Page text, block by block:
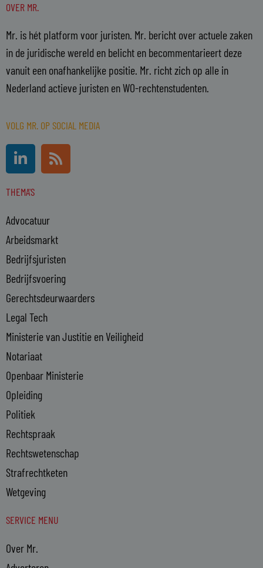
OVER MR.
Mr. is hét platform voor juristen. Mr. bericht over actuele zaken
in de juridische wereld en belicht en becommentarieert deze
vanuit een onafhankelijke positie. Mr. richt zich op alle in
Nederland actieve juristen en WO-rechtenstudenten.
VOLG MR. OP SOCIAL MEDIA
L
i
n
k
d
i
n
-
i
n
R
s
s
THEMA'S
Advocatuur
Arbeidsmarkt
Bedrijfsjuristen
Bedrijfsvoering
Gerechtsdeurwaarders
Legal Tech
Ministerie van Justitie en Veiligheid
Notariaat
Openbaar Ministerie
Opleiding
Politiek
Rechtspraak
Rechtswetenschap
Strafrechtketen
Wetgeving
SERVICE MENU
Over Mr.